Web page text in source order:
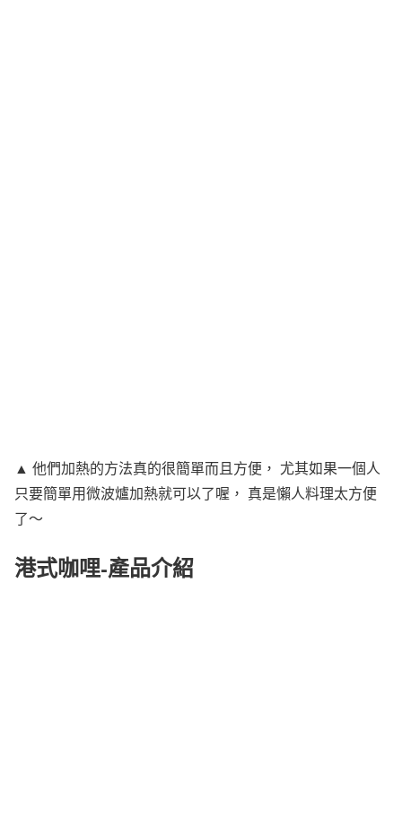
▲ 他們加熱的方法真的很簡單而且方便， 尤其如果一個人
只要簡單用微波爐加熱就可以了喔， 真是懶人料理太方便
了～
港式咖哩-產品介紹